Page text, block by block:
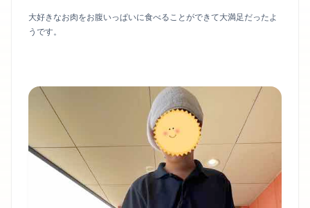
大好きなお肉をお腹いっぱいに食べることができて大満足だったよ
うです。